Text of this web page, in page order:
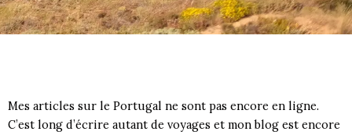
Mes articles sur le Portugal ne sont pas encore en ligne.
C’est long d’écrire autant de voyages et mon blog est encore